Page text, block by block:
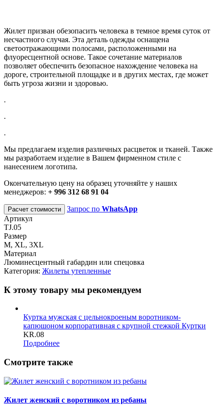
Жилет призван обезопасить человека в темное время суток от
несчастного случая. Эта деталь одежды оснащена
светоотражающими полосами, расположенными на
флуоресцентной основе. Такое сочетание материалов
позволяет обеспечить безопасное нахождение человека на
дороге, строительной площадке и в других местах, где может
быть угроза жизни и здоровью.
.
.
.
Мы предлагаем изделия различных расцветок и тканей. Также
мы разработаем изделие в Вашем фирменном стиле с
нанесением логотипа.
Окончательную цену на образец уточняйте у наших
менеджеров: + 996 312 68 91 04
Расчет стоимости Запрос по WhatsApp
Артикул
TJ.05
Размер
M, XL, 3XL
Материал
Люминесцентный габардин или спецовка
Категория: Жилеты утепленные
К этому товару мы рекомендуем
Куртка мужская c цельнокроеным воротником-
капюшоном корпоративная с крупной стежкой Куртки
KR.08
Подробнее
Смотрите также
Жилет женский с воротником из ребаны